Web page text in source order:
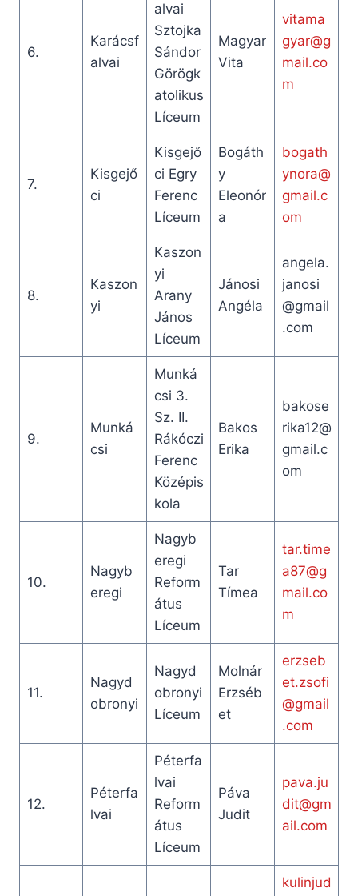
6.
Karácsf
alvai
alvai
Sztojka
Sándor
Görögk
atolikus
Líceum
Magyar
Vita
vitama
gyar@g
mail.co
m
7.
Kisgejő
ci
Kisgejő
ci Egry
Ferenc
Líceum
Bogáth
y
Eleonór
a
bogath
ynora@
gmail.c
om
8.
Kaszon
yi
Kaszon
yi
Arany
János
Líceum
Jánosi
Angéla
angela.
janosi
@gmail
.com
9.
Munká
csi
Munká
csi 3.
Sz. II.
Rákóczi
Ferenc
Középis
kola
Bakos
Erika
bakose
rika12@
gmail.c
om
10.
Nagyb
eregi
Nagyb
eregi
Reform
átus
Líceum
Tar
Tímea
tar.time
a87@g
mail.co
m
11.
Nagyd
obronyi
Nagyd
obronyi
Líceum
Molnár
Erzséb
et
erzseb
et.zsofi
@gmail
.com
12.
Péterfa
lvai
Péterfa
lvai
Reform
átus
Líceum
Páva
Judit
pava.ju
dit@gm
ail.com
kulinjud